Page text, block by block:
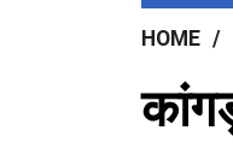
HOME